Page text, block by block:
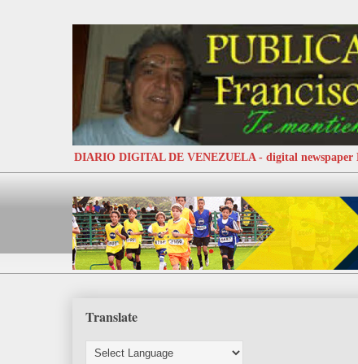
DIARIO DIGITAL DE VENEZUELA - digital
Translate